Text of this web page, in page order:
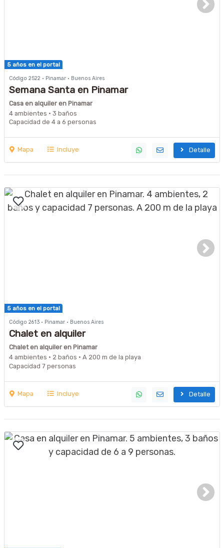
5 años en el portal
Código 2522 · Pinamar · Buenos Aires
Semana Santa en Pinamar
Casa en alquiler en Pinamar
4 ambientes · 3 baños
Capacidad de 4 a 6 personas
Mapa Incluye Detalle
5 años en el portal
Código 2613 · Pinamar · Buenos Aires
Chalet en alquiler
Chalet en alquiler en Pinamar
4 ambientes · 2 baños · A 200 m de la playa
Capacidad 7 personas
Mapa Incluye Detalle